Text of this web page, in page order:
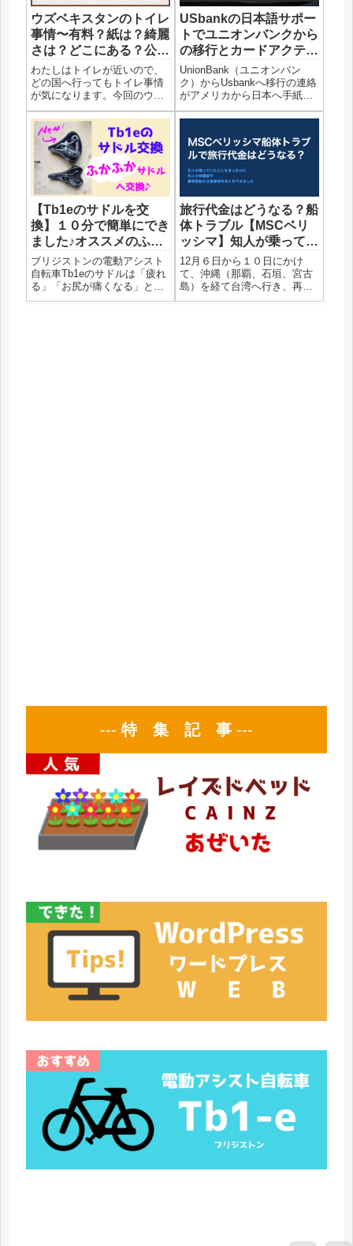
ウズベキスタンのトイレ
事情〜有料？紙は？綺麗
さは？どこにある？公衆
トイレはある？〜
わたしはトイレが近いので、
どの国へ行ってもトイレ事情
が気になります。今回のウズ
ベキスタンの旅でも何度トイ
レへ行ったことか。さて、そ
の情報を共有したいと思いま
す。どこにでもトイレはある
のか？公衆トイレはあるの
か？急にしたくなった時、ち
ゃんとで...
USbankの日本語サポー
トでユニオンバンクから
の移行とカードアクティ
ベートを終えた話
UnionBank（ユニオンバン
ク）からUsbankへ移行の連絡
がアメリカから日本へ手紙で
届きました。それに従ってい
たらアプリがインストールで
かったりUsbankのログインで
ロックがかかったりと色々ト
ラブルがあった...
【Tb1eのサドルを交
換】１０分で簡単にでき
ました♪オススメのふか
ふかサドルはこちら！
ブリジストンの電動アシスト
自転車Tb1eのサドルは「疲れ
る」「お尻が痛くなる」と有
名？です。２０ｋｍくらい走
旅行代金はどうなる？船
体トラブル【MSCベリ
ッシマ】知人が乗ってて
びっくり！
12月６日から１０日にかけ
て、沖縄（那覇、石垣、宮古
島）を経て台湾へ行き、再び
沖縄に帰ってくる、という予
--- 特 集 記 事 ---